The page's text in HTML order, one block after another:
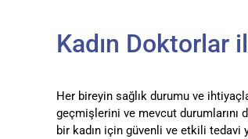
Kadın Doktorlar
Her bireyin sağlık durumu ve
geçmişlerini ve mevcut durumlarını
bir kadın için güvenli ve etkili